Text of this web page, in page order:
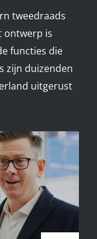
tweedraads
ontwerp is
functies die
zijn duizenden
uitgerust